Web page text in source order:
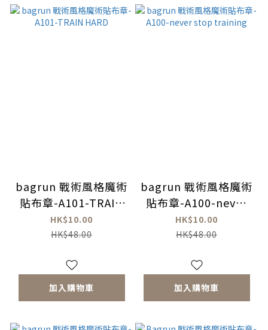
bagrun 戰術風格魔術
貼布章-A101-TRAIN
HARD
HK$10.00
HK$48.00
加入購物車
bagrun 戰術風格魔術
貼布章-A100-never
stop training
HK$10.00
HK$48.00
加入購物車